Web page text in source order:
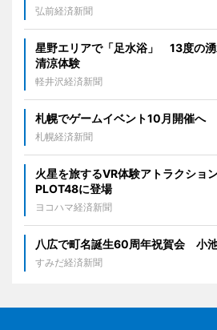
弘前経済新聞
星野エリアで「足水浴」 13度の
清涼体験
軽井沢経済新聞
札幌でゲームイベント10月開催へ
札幌経済新聞
火星を旅するVR体験アトラクシ
PLOT48に登場
ヨコハマ経済新聞
八広で町名誕生60周年祝賀会 小
すみだ経済新聞